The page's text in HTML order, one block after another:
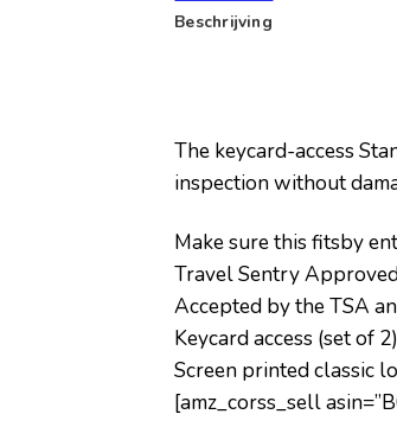
Beschrijving
The keycard-access
inspection without
Make sure this fitsby
Travel Sentry
Accepted by the TSA
Keycard access (set of 2)
Screen printed classic
[amz_corss_sell